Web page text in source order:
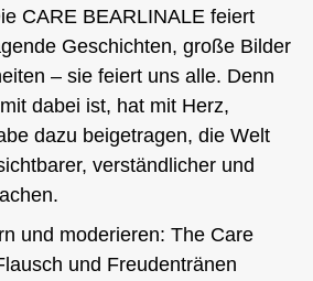
CARE BEARLINALE feiert
Geschichten, große Bilder
– sie feiert uns alle. Denn
dabei ist, hat mit Herz,
dazu beigetragen, die Welt
verständlicher und
und moderieren: The Care
und Freudentränen